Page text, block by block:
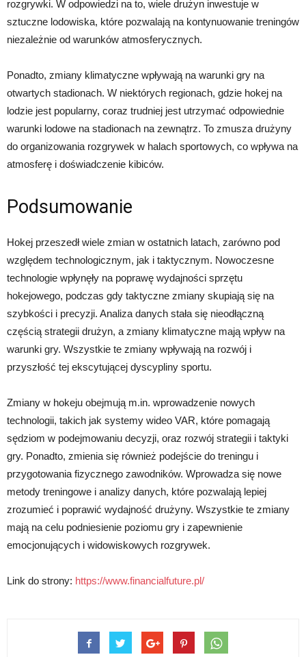
rozgrywki. W odpowiedzi na to, wiele drużyn inwestuje w
sztuczne lodowiska, które pozwalają na kontynuowanie treningów
niezależnie od warunków atmosferycznych.
Ponadto, zmiany klimatyczne wpływają na warunki gry na
otwartych stadionach. W niektórych regionach, gdzie hokej na
lodzie jest popularny, coraz trudniej jest utrzymać odpowiednie
warunki lodowe na stadionach na zewnątrz. To zmusza drużyny
do organizowania rozgrywek w halach sportowych, co wpływa na
atmosferę i doświadczenie kibiców.
Podsumowanie
Hokej przeszedł wiele zmian w ostatnich latach, zarówno pod
względem technologicznym, jak i taktycznym. Nowoczesne
technologie wpłynęły na poprawę wydajności sprzętu
hokejowego, podczas gdy taktyczne zmiany skupiają się na
szybkości i precyzji. Analiza danych stała się nieodłączną
częścią strategii drużyn, a zmiany klimatyczne mają wpływ na
warunki gry. Wszystkie te zmiany wpływają na rozwój i
przyszłość tej ekscytującej dyscypliny sportu.
Zmiany w hokeju obejmują m.in. wprowadzenie nowych
technologii, takich jak systemy wideo VAR, które pomagają
sędziom w podejmowaniu decyzji, oraz rozwój strategii i taktyki
gry. Ponadto, zmienia się również podejście do treningu i
przygotowania fizycznego zawodników. Wprowadza się nowe
metody treningowe i analizy danych, które pozwalają lepiej
zrozumieć i poprawić wydajność drużyny. Wszystkie te zmiany
mają na celu podniesienie poziomu gry i zapewnienie
emocjonujących i widowiskowych rozgrywek.
Link do strony: https://www.financialfuture.pl/